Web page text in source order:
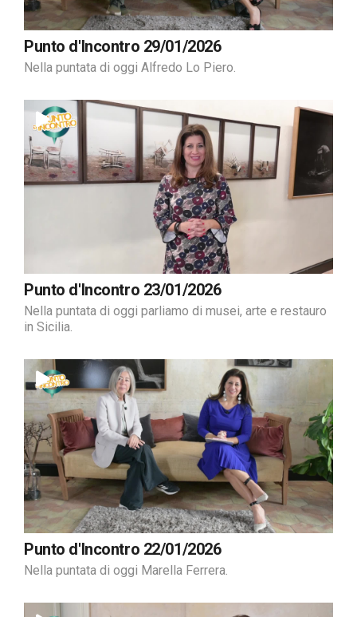
Punto d'Incontro 29/01/2026
Nella puntata di oggi Alfredo Lo Piero.
Punto d'Incontro 23/01/2026
Nella puntata di oggi parliamo di musei, arte e restauro
in Sicilia.
Punto d'Incontro 22/01/2026
Nella puntata di oggi Marella Ferrera.